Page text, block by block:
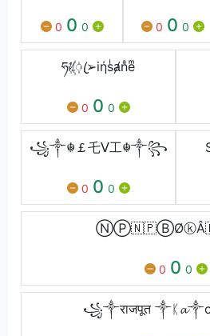
0 0 0 0 0 0
ཧᜰ꙰ꦿ➢iήsͥⱥnͣeͫ
0 0 0
꧁༒☬￡乇ᐯ工☬༒꧂
0 0 0
0 0 0
꧁༒राजपूत